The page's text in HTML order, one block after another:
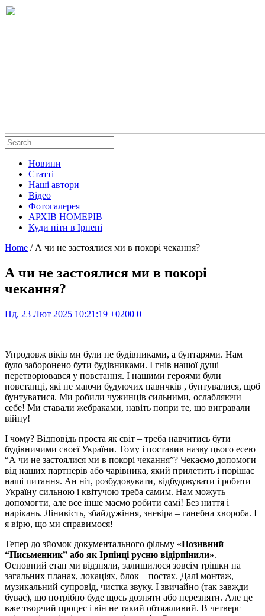
Новини
Статті
Наші автори
Відео
Фотогалерея
АРХІВ НОМЕРІВ
Куди піти в Ірпені
Home / А чи не застоялися ми в покорі чекання?
А чи не застоялися ми в покорі
чекання?
Нд, 23 Лют 2025 10:21:19 +0200 0
Упродовж віків ми були не будівниками, а бунтарями. Нам
було заборонено бути будівниками. І гнів нашої душі
перетворювався у повстання. І нашими героями були
повстанці, які не маючи будуючих навичків , бунтувалися, щоб
бунтуватися. Ми робили чужинців сильними, ослабляючи
себе! Ми ставали жебраками, навіть попри те, що вигравали
війну!
І чому? Відповідь проста як світ – треба навчитись бути
будівничими своєї України. Тому і поставив назву цього есею
“А чи не застоялися ми в покорі чекання”? Чекаємо допомоги
від наших партнерів або чарівника, який прилетить і порішає
наші питання. Ан ніт, розбудовувати, відбудовувати і робити
Україну сильною і квітучою треба самим. Нам можуть
допомогти, але все інше маємо робити самі! Без ниття і
нарікань. Лінивість, збайдужіння, зневіра – ганебна хвороба. І
я вірю, що ми справимося!
Тепер до зйомок документального фільму «Позивний
“Письменник” або як Ірпінці русню відірпінили».
Основний етап ми відзняли, залишилося зовсім трішки на
загальних планах, локаціях, блок – постах. Далі монтаж,
музикальний супровід, чистка звуку. І звичайно (так завжди
буває), що потрібно буде щось дозняти або перезняти. Але це
вже творчий процес і він не такий обтяжливий. В четверг